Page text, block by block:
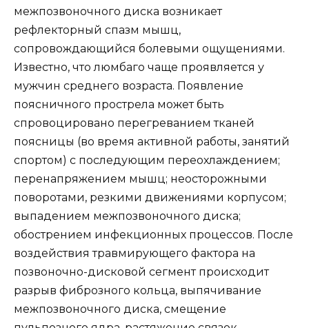
межпозвоночного диска возникает
рефлекторный спазм мышц,
сопровождающийся болевыми ощущениями.
Известно, что люмбаго чаще проявляется у
мужчин среднего возраста. Появление
поясничного прострела может быть
спровоцировано перегреванием тканей
поясницы (во время активной работы, занятий
спортом) с последующим переохлаждением;
перенапряжением мышц; неосторожными
поворотами, резкими движениями корпусом;
выпадением межпозвоночного диска;
обострением инфекционных процессов. После
воздействия травмирующего фактора на
позвоночно-дисковой сегмент происходит
разрыв фиброзного кольца, выпячивание
межпозвоночного диска, смещение